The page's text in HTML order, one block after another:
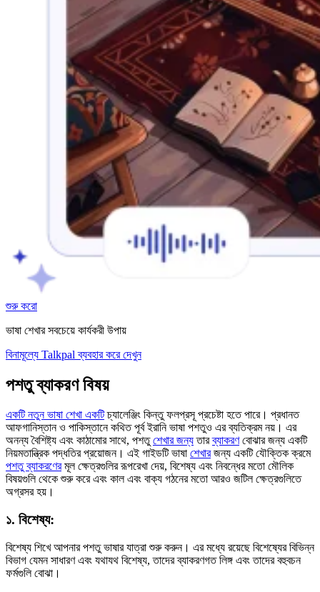
শুরু করো
ভাষা শেখার সবচেয়ে কার্যকরী উপায়
বিনামূল্যে Talkpal ব্যবহার করে দেখুন
পশতু ব্যাকরণ বিষয়
একটি নতুন ভাষা শেখা একটিচ্যালেঞ্জিং কিন্তু ফলপ্রসূ প্রচেষ্টা হতে পারে। প্রধানত
আফগানিস্তান ও পাকিস্তানে কথিত পূর্ব ইরানি ভাষা পশতুও এর ব্যতিক্রম নয়। এর
অনন্য বৈশিষ্ট্য এবং কাঠামোর সাথে, পশতুশেখার জন্যতারব্যাকরণবোঝার জন্য একটি
নিয়মতান্ত্রিক পদ্ধতির প্রয়োজন। এই গাইডটি ভাষা শেখারজন্য একটি যৌক্তিক ক্রমে
পশতু ব্যাকরণেরমূল ক্ষেত্রগুলির রূপরেখা দেয়, বিশেষ্য এবং নিবন্ধের মতো মৌলিক
বিষয়গুলি থেকে শুরু করে এবং কাল এবং বাক্য গঠনের মতো আরও জটিল ক্ষেত্রগুলিতে
অগ্রসর হয়।
১. বিশেষ্য:
বিশেষ্য শিখে আপনার পশতু ভাষার যাত্রা শুরু করুন। এর মধ্যে রয়েছে বিশেষ্যের বিভিন্ন
বিভাগ যেমন সাধারণ এবং যথাযথ বিশেষ্য, তাদের ব্যাকরণগত লিঙ্গ এবং তাদের বহুবচন
ফর্মগুলি বোঝা।